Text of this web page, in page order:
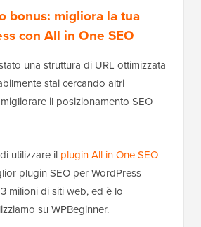
bonus: migliora la tua
con All in One SEO
una struttura di URL ottimizzata
stai cercando altri
il posizionamento SEO
utilizzare il plugin All in One SEO
plugin SEO per WordPress
milioni di siti web, ed è lo
su WPBeginner.